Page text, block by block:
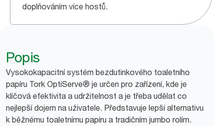
doplňováním více hostů.
Popis
Vysokokapacitní systém bezdutinkového toaletního
papíru Tork OptiServe® je určen pro zařízení, kde je
klíčová efektivita a udržitelnost a je třeba udělat co
nejlepší dojem na uživatele. Představuje lepší alternativu
k běžnému toaletnímu papíru a tradičním jumbo rolím.